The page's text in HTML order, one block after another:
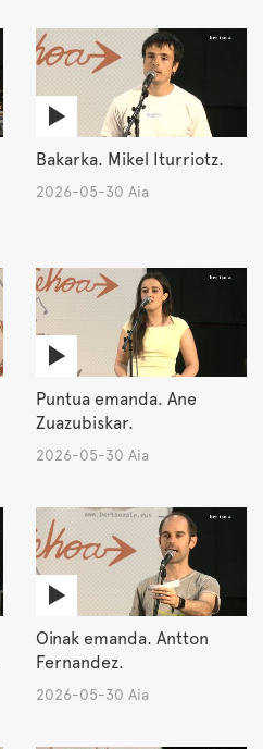
Bakarka. Mikel Iturriotz.
2026-05-30 Aia
Puntua emanda. Ane
Zuazubiskar.
2026-05-30 Aia
Oinak emanda. Antton
Fernandez.
2026-05-30 Aia